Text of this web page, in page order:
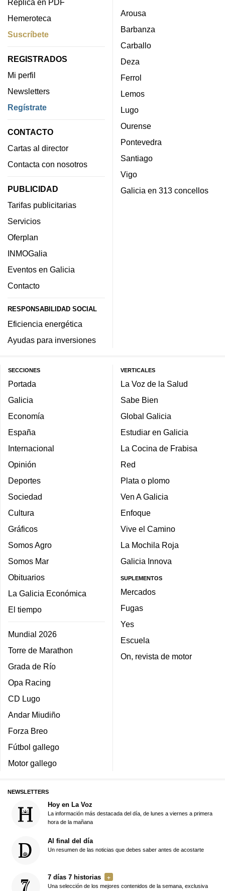
Réplica en PDF
Hemeroteca
Suscríbete
REGISTRADOS
Mi perfil
Newsletters
Regístrate
CONTACTO
Cartas al director
Contacta con nosotros
PUBLICIDAD
Tarifas publicitarias
Servicios
Oferplan
INMOGalia
Eventos en Galicia
Contacto
RESPONSABILIDAD SOCIAL
Eficiencia energética
Ayudas para inversiones
Arousa
Barbanza
Carballo
Deza
Ferrol
Lemos
Lugo
Ourense
Pontevedra
Santiago
Vigo
Galicia en 313 concellos
SECCIONES
Portada
Galicia
Economía
España
Internacional
Opinión
Deportes
Sociedad
Cultura
Gráficos
Somos Agro
Somos Mar
Obituarios
La Galicia Económica
El tiempo
Mundial 2026
Torre de Marathon
Grada de Río
Opa Racing
CD Lugo
Andar Miudiño
Forza Breo
Fútbol gallego
Motor gallego
VERTICALES
La Voz de la Salud
Sabe Bien
Global Galicia
Estudiar en Galicia
La Cocina de Frabisa
Red
Plata o plomo
Ven A Galicia
Enfoque
Vive el Camino
La Mochila Roja
Galicia Innova
SUPLEMENTOS
Mercados
Fugas
Yes
Escuela
On, revista de motor
NEWSLETTERS
Hoy en La Voz
La información más destacada del día, de lunes a viernes a primera
hora de la mañana
Al final del día
Un resumen de las noticias que debes saber antes de acostarte
7 días 7 historias
Una selección de los mejores contenidos de la semana, exclusiva